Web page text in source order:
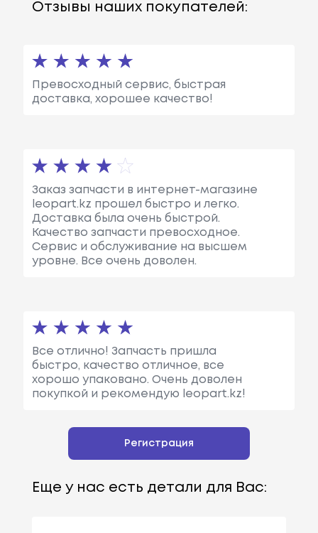
Отзывы наших покупателей:
Превосходный сервис, быстрая
доставка, хорошее качество!
Заказ запчасти в интернет-магазине
leopart.kz прошел быстро и легко.
Доставка была очень быстрой.
Качество запчасти превосходное.
Сервис и обслуживание на высшем
уровне. Все очень доволен.
Все отлично! Запчасть пришла
быстро, качество отличное, все
хорошо упаковано. Очень доволен
покупкой и рекомендую leopart.kz!
Регистрация
Еще у нас есть детали для Вас: